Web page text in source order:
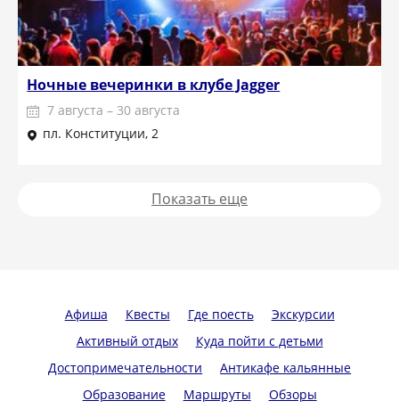
Ночные вечеринки в клубе Jagger
7 августа – 30 августа
пл. Конституции, 2
Показать еще
Афиша Квесты Где поесть
Экскурсии
Активный отдых
Куда пойти с детьми
Достопримечательности
Антикафе кальянные
Образование
Маршруты Обзоры